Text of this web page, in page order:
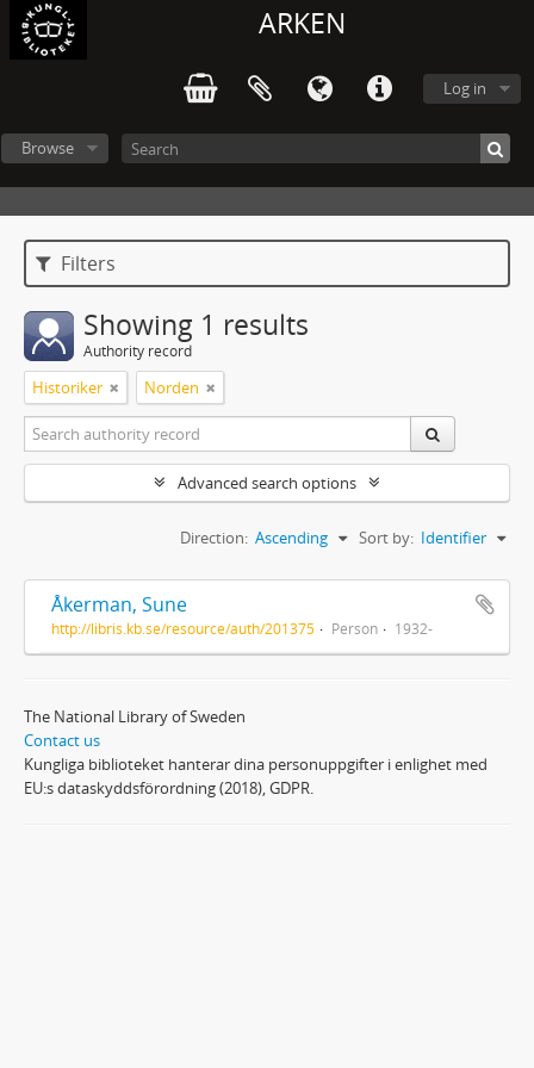
ARKEN
Log in
Browse
Filters
Showing 1 results
Authority record
Historiker Norden
Advanced search options
Sort by: Identifier
Direction: Ascending
Åkerman, Sune
http://libris.kb.se/resource/auth/201375 Person 1932-
The National Library of Sweden
Contact us
Kungliga biblioteket hanterar dina personuppgifter i enlighet med
EU:s dataskyddsförordning (2018), GDPR.